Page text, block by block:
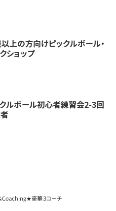
上の方向けピックルボール・
ショップ
ルボール初心者練習会2-3回
Coaching★豪華３コーチ